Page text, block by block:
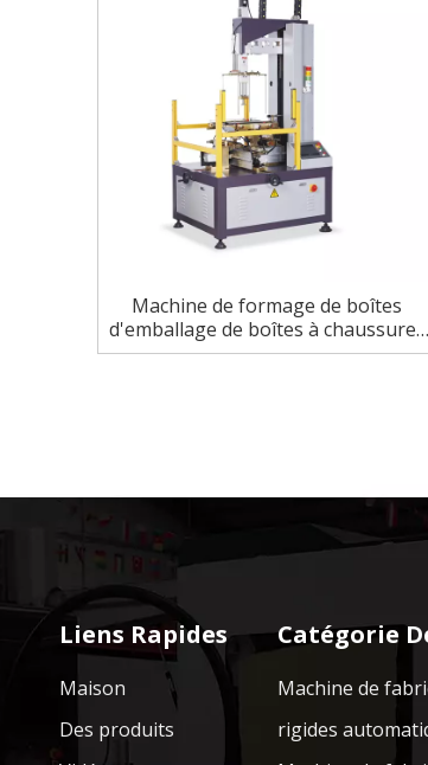
Machine de formage de boîtes
d'emballage de boîtes à chaussures
à grande vitesse
Liens Rapides
Maison
Des produits
Catégorie
Machine de
rigides